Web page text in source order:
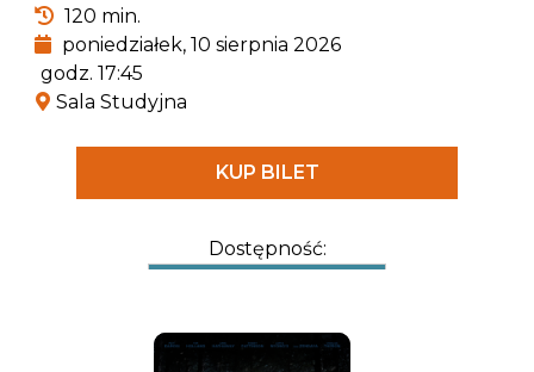
najcięższą próbę. Stawiając czoła
niebezpiecznym przeciwnikom,
Washington musi zmierzyć się nie tylko z
wrogami, lecz także z własnymi słabościami
i pytaniem o to, kim naprawdę chce się stać.
To nieznana dotąd historia młodego
Jerzego Waszyngtona – człowieka, który
120 min.
poniedziałek, 10 sierpnia 2026
godz. 17:45
Sala Studyjna
KUP BILET
Dostępność: